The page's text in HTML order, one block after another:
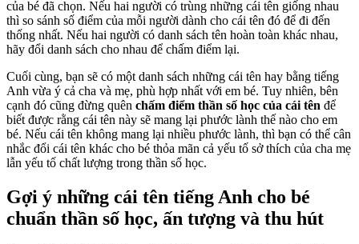
của bé đã chọn. Nếu hai người có trùng những cái tên giống nhau
thì so sánh số điểm của mỗi người dành cho cái tên đó để đi đến
thống nhất. Nếu hai người có danh sách tên hoàn toàn khác nhau,
hãy đổi danh sách cho nhau để chấm điểm lại.
Cuối cùng, bạn sẽ có một danh sách những cái tên hay bằng tiếng
Anh vừa ý cả cha và mẹ, phù hợp nhất với em bé. Tuy nhiên, bên
cạnh đó cũng đừng quên chấm điểm thần số học của cái tên để
biết được rằng cái tên này sẽ mang lại phước lành thế nào cho em
bé. Nếu cái tên không mang lại nhiều phước lành, thì bạn có thể cân
nhắc đổi cái tên khác cho bé thỏa mãn cả yếu tố sở thích của cha mẹ
lẫn yếu tố chất lượng trong thần số học.
Gợi ý những cái tên tiếng Anh cho bé
chuẩn thần số học, ấn tượng và thu hút